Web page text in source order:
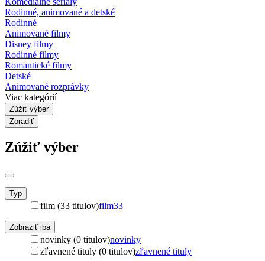
Rodinné, animované a detské
Rodinné
Animované filmy
Disney filmy
Rodinné filmy
Romantické filmy
Detské
Animované rozprávky
Viac kategórií
Zúžiť výber
Zoradiť
Zúžiť výber
Typ
film (33 titulov)film33
Zobraziť iba
novinky (0 titulov)novinky
zľavnené tituly (0 titulov)zľavnené tituly